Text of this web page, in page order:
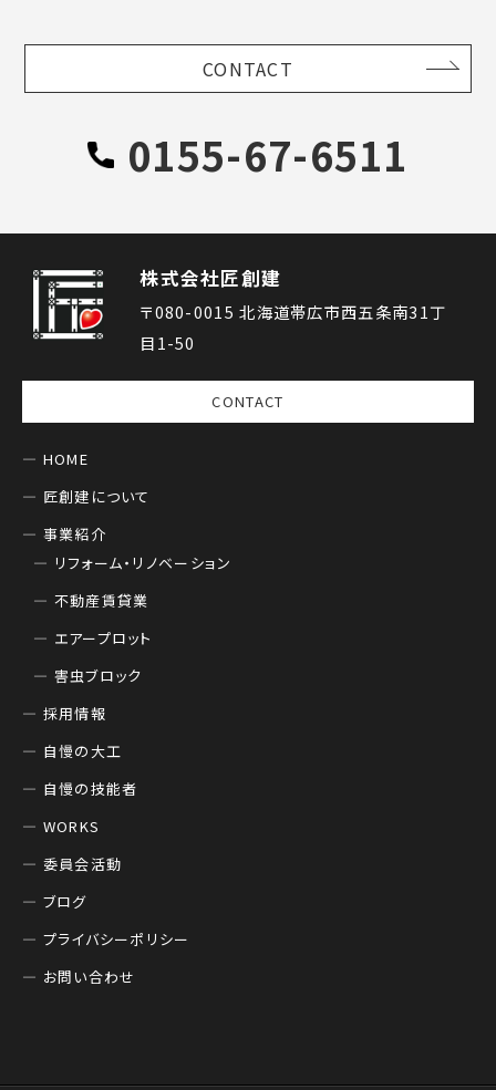
CONTACT
0155-67-6511
株式会社匠創建
〒080-0015 北海道帯広市西五条南31丁
目1-50
CONTACT
HOME
匠創建について
事業紹介
リフォーム・リノベーション
不動産賃貸業
エアープロット
害虫ブロック
採用情報
自慢の大工
自慢の技能者
WORKS
委員会活動
ブログ
プライバシーポリシー
お問い合わせ